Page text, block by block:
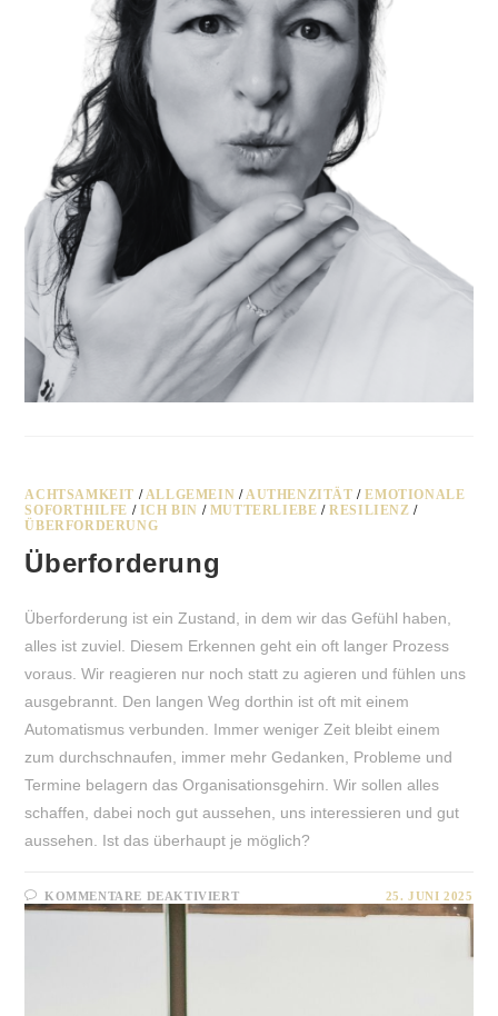
ACHTSAMKEIT /ALLGEMEIN /AUTHENZITÄT /EMOTIONALE
SOFORTHILFE / ICH BIN / MUTTERLIEBE /RESILIENZ /
ÜBERFORDERUNG
Überforderung
Überforderung ist ein Zustand, in dem wir das Gefühl haben,
alles ist zuviel. Diesem Erkennen geht ein oft langer Prozess
voraus. Wir reagieren nur noch statt zu agieren und fühlen uns
ausgebrannt. Den langen Weg dorthin ist oft mit einem
Automatismus verbunden. Immer weniger Zeit bleibt einem
zum durchschnaufen, immer mehr Gedanken, Probleme und
Termine belagern das Organisationsgehirn. Wir sollen alles
schaffen, dabei noch gut aussehen, uns interessieren und gut
aussehen. Ist das überhaupt je möglich?
KOMMENTARE DEAKTIVIERTFÜR
ÜBERFORDERUNG
25. JUNI 2025